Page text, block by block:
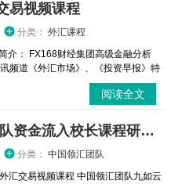
易视频课程
分类： 外汇课程
介： FX168财经集团高级金融分析
频道《外汇市场》、《投资早报》特
阅读全文
中国领汇团队2019年领汇团队资金流入校长课程研究外汇本质K线语意红三兵波段一致位置35课
分类： 中国领汇团队
汇交易视频课程 中国领汇团队九如云